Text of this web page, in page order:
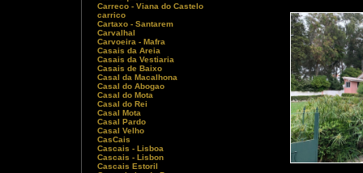
Carreco - Viana do Castelo
carrico
Cartaxo - Santarem
Carvalhal
Carvoeira - Mafra
Casais da Areia
Casais da Vestiaria
Casais de Baixo
Casal da Macalhona
Casal do Abogao
Casal do Mota
Casal do Rei
Casal Mota
Casal Pardo
Casal Velho
CasCais
Cascais - Lisboa
Cascais - Lisbon
Cascais Estoril